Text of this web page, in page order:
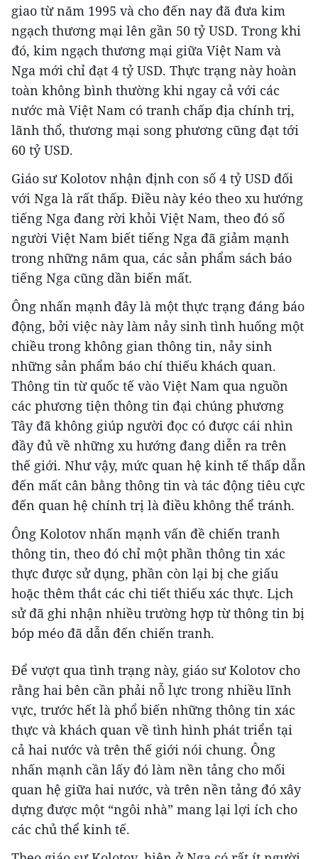
giao từ năm 1995 và cho đến nay đã đưa kim
ngạch thương mại lên gần 50 tỷ USD. Trong khi
đó, kim ngạch thương mại giữa Việt Nam và
Nga mới chỉ đạt 4 tỷ USD. Thực trạng này hoàn
toàn không bình thường khi ngay cả với các
nước mà Việt Nam có tranh chấp địa chính trị,
lãnh thổ, thương mại song phương cũng đạt tới
60 tỷ USD.
Giáo sư Kolotov nhận định con số 4 tỷ USD đối
với Nga là rất thấp. Điều này kéo theo xu hướng
tiếng Nga đang rời khỏi Việt Nam, theo đó số
người Việt Nam biết tiếng Nga đã giảm mạnh
trong những năm qua, các sản phẩm sách báo
tiếng Nga cũng dần biến mất.
Ông nhấn mạnh đây là một thực trạng đáng báo
động, bởi việc này làm nảy sinh tình huống một
chiều trong không gian thông tin, nảy sinh
những sản phẩm báo chí thiếu khách quan.
Thông tin từ quốc tế vào Việt Nam qua nguồn
các phương tiện thông tin đại chúng phương
Tây đã không giúp người đọc có được cái nhìn
đầy đủ về những xu hướng đang diễn ra trên
thế giới. Như vậy, mức quan hệ kinh tế thấp dẫn
đến mất cân bằng thông tin và tác động tiêu cực
đến quan hệ chính trị là điều không thể tránh.
Ông Kolotov nhấn mạnh vấn đề chiến tranh
thông tin, theo đó chỉ một phần thông tin xác
thực được sử dụng, phần còn lại bị che giấu
hoặc thêm thắt các chi tiết thiếu xác thực. Lịch
sử đã ghi nhận nhiều trường hợp từ thông tin bị
bóp méo đã dẫn đến chiến tranh.
Để vượt qua tình trạng này, giáo sư Kolotov cho
rằng hai bên cần phải nỗ lực trong nhiều lĩnh
vực, trước hết là phổ biến những thông tin xác
thực và khách quan về tình hình phát triển tại
cả hai nước và trên thế giới nói chung. Ông
nhấn mạnh cần lấy đó làm nền tảng cho mối
quan hệ giữa hai nước, và trên nền tảng đó xây
dựng được một “ngôi nhà” mang lại lợi ích cho
các chủ thể kinh tế.